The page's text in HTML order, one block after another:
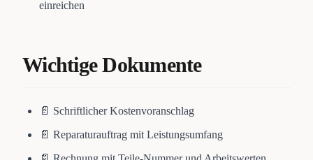
einreichen
Wichtige Dokumente
📄 Schriftlicher Kostenvoranschlag
📄 Reparaturauftrag mit Leistungsumfang